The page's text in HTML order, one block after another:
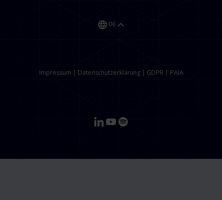
DE
Impressum | Datenschutzerklärung| GDPR | PAIA